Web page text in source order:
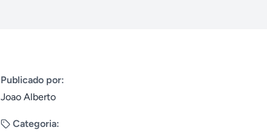
Publicado por:
Joao Alberto
Categoria: